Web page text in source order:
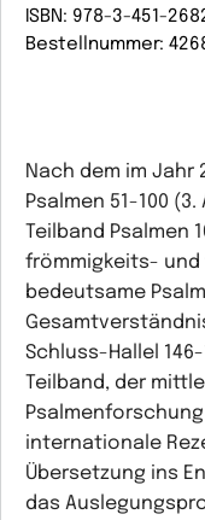
ISBN: 978-3-451-
Bestellnummer:
Nach dem im Jahr
Psalmen 51-100
Teilband Psalmen
frömmigkeits-
bedeutsame
Schluss-Hallel
Teilband, der
internationale
Übersetzung ins
das